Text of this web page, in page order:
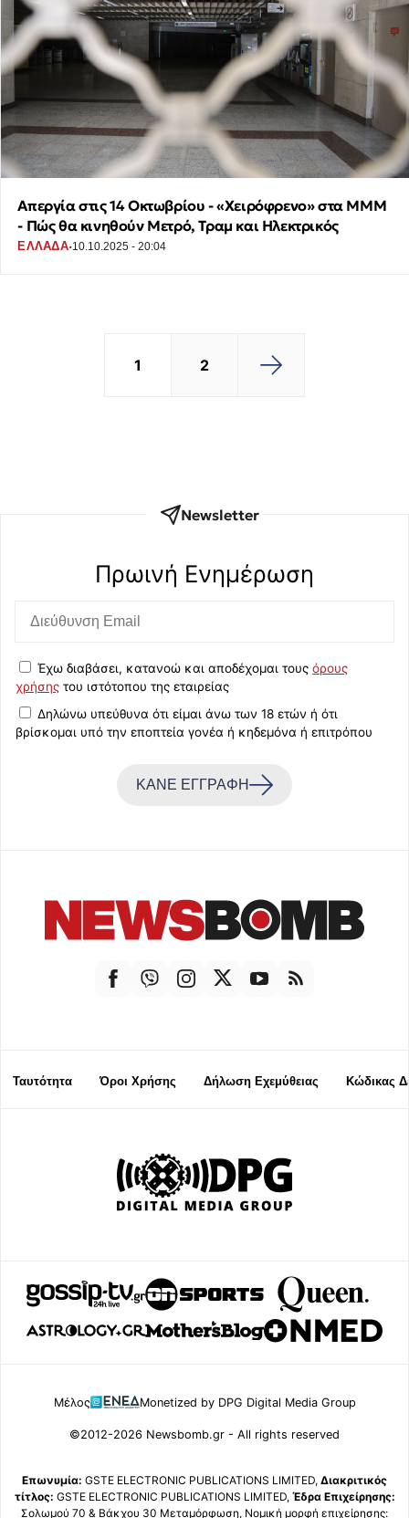
Απεργία στις 14 Οκτωβρίου - «Χειρόφρενο» στα ΜΜΜ
- Πώς θα κινηθούν Μετρό, Τραμ και Ηλεκτρικός
ΕΛΛΑΔΑ·10.10.2025 - 20:04
1 2
Newsletter
Πρωινή Eνημέρωση
Έχω διαβάσει, κατανοώ και αποδέχομαι τους όρους
χρήσης του ιστότοπου της εταιρείας
Δηλώνω υπεύθυνα ότι είμαι άνω των 18 ετών ή ότι
βρίσκομαι υπό την εποπτεία γονέα ή κηδεμόνα ή επιτρόπου
ΚΑΝΕ ΕΓΓΡΑΦΗ
Ταυτότητα Όροι Χρήσης Δήλωση Εχεμύθειας Κώδικας
Μέλος Monetized by DPG Digital Media Group
©2012-2026 Newsbomb.gr - All rights reserved
Επωνυμία: GSTE ELECTRONIC PUBLICATIONS LIMITED, Διακριτικός
τίτλος: GSTE ELECTRONIC PUBLICATIONS LIMITED, Έδρα Επιχείρησης:
Σολωμού 70 & Βάκχου 30 Μεταμόρφωση, Νομική μορφή επιχείρησης: